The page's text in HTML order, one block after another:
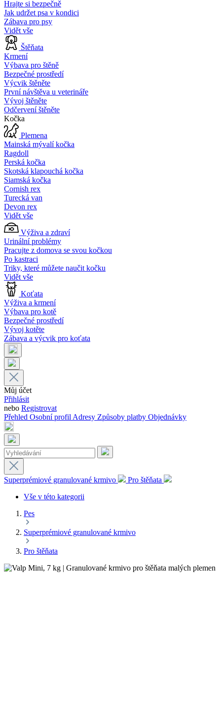
Hrajte si bezpečně
Jak udržet psa v kondici
Zábava pro psy
Vidět vše
Štěňata
Krmení
Výbava pro štěně
Bezpečné prostředí
Výcvik štěněte
První návštěva u veterináře
Vývoj štěněte
Odčervení štěněte
Kočka
Plemena
Mainská mývalí kočka
Ragdoll
Perská kočka
Skotská klapouchá kočka
Siamská kočka
Cornish rex
Turecká van
Devon rex
Vidět vše
Výživa a zdraví
Urinální problémy
Pracujte z domova se svou kočkou
Po kastraci
Triky, které můžete naučit kočku
Vidět vše
Koťata
Výživa a krmení
Výbava pro kotě
Bezpečné prostředí
Vývoj kotěte
Zábava a výcvik pro koťata
Můj účet
Přihlásit
nebo Registrovat
Přehled Osobní profilAdresy Způsoby platby Objednávky
Superprémiové granulované krmivo
Pro štěňata
Vše v této kategorii
Pes
Superprémiové granulované krmivo
Pro štěňata